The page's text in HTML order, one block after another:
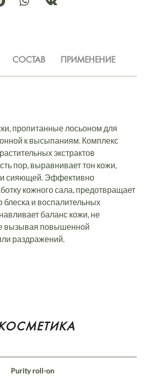
СОСТАВ ПРИМЕНЕНИЕ
пропитанные лосьоном для
к высыпаниям. Комплекс
экстрактов
пор, выравнивает тон кожи,
и сияющей. Эффективно
кожного сала, предотвращает
блеска и воспалительных
баланс кожи, не
вызывая повышенной
раздражений.
Purity roll-on